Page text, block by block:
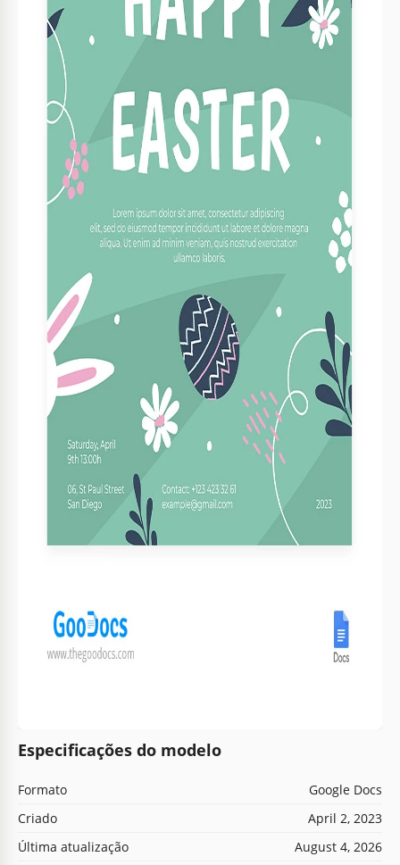
Especificações do modelo
Formato
Google Docs
Criado
April 2, 2023
Última atualização
August 4, 2026